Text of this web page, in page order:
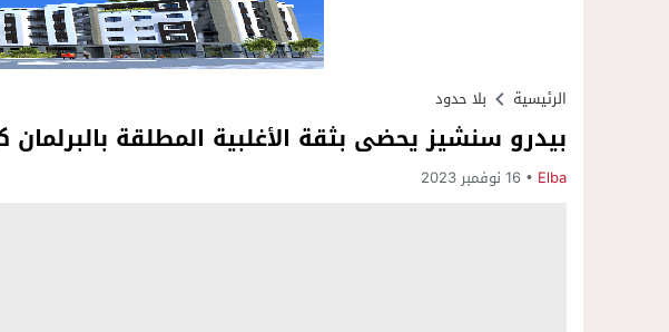
الرئيسية بلا حدود
بيدرو سنشيز يحضى بثقة الأغلبية المطلقة
Elba 16 نوفمبر 2023